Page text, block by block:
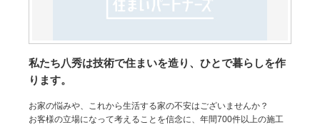
私たち八秀は技術で住まいを造り、ひとで暮らしを作
ります。
お家の悩みや、これから生活する家の不安はございませんか？
お客様の立場になって考えることを信念に、年間700件以上の施工